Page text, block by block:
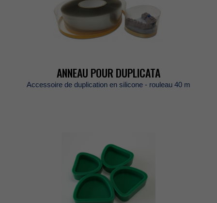
ANNEAUPOURDUPLICATA
Accessoirededuplicationensilicone-rouleau40m